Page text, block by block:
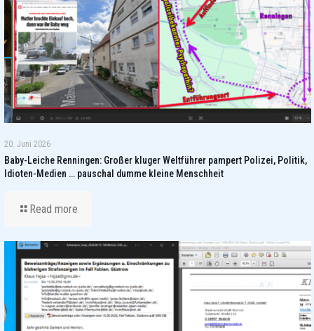
20. Juni 2026
Baby-Leiche Renningen: Großer kluger Weltführer pampert Polizei, Politik,
Idioten-Medien … pauschal dumme kleine Menschheit
Read more